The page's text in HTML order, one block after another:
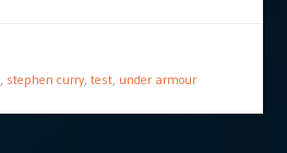
, stephen curry, test, under armour